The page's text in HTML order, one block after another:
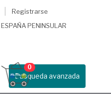
Registrarse
ESPAÑA PENINSULAR
Busqueda avanzada
0